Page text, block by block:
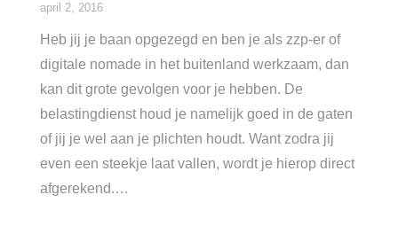
april 2, 2016
Heb jij je baan opgezegd en ben je als zzp-er of
digitale nomade in het buitenland werkzaam, dan
kan dit grote gevolgen voor je hebben. De
belastingdienst houd je namelijk goed in de gaten
of jij je wel aan je plichten houdt. Want zodra jij
even een steekje laat vallen, wordt je hierop direct
afgerekend.…